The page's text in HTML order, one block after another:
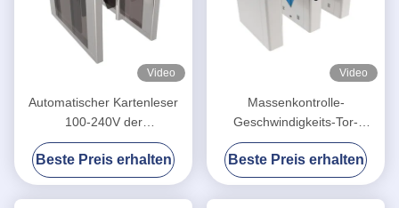
Video
Automatischer Kartenleser
100-240V der
Geschwindigkeits-Tor-
Drehkreuz-hohen
Sicherheits-RFID mit
schwanzlosem Servomotor
Beste Preis erhalten
Video
Massenkontrolle-
Geschwindigkeits-Tor-
Drehkreuz mit 35
Personen/minimaler
Wegezeit
Beste Preis erhalten